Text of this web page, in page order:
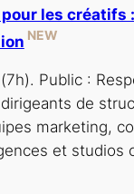
les créatifs
NEW
Public :
de
marketing,
et studios